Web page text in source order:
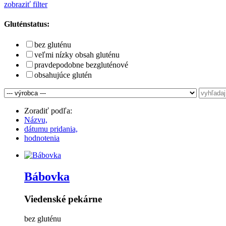
zobraziť filter
Gluténstatus:
bez gluténu
veľmi nízky obsah gluténu
pravdepodobne bezgluténové
obsahujúce glutén
Zoradiť podľa:
Názvu,
dátumu pridania,
hodnotenia
Bábovka
Viedenské pekárne
bez gluténu